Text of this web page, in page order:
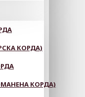
КОРДА)
КОРДА)